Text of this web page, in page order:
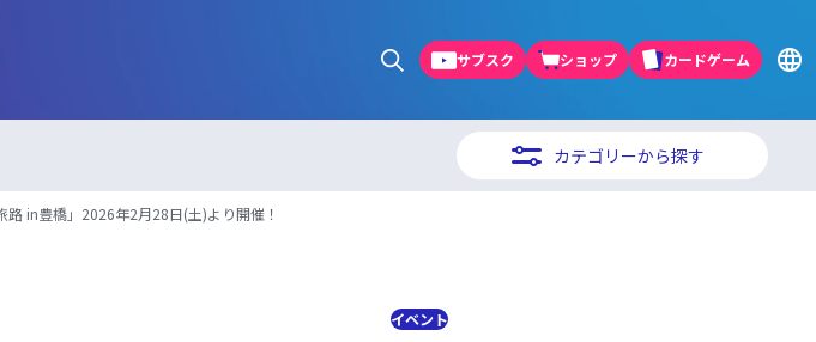
サブスク ショップ カードゲーム
カテゴリーから探す
in豊橋」2026年2月28日(土)より開催！
イベント